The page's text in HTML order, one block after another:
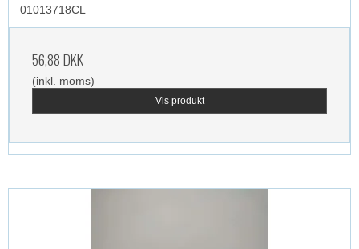
01013718CL
56,88 DKK
(inkl. moms)
Vis produkt